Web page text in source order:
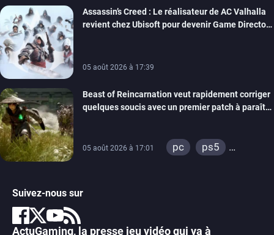
Assassin’s Creed : Le réalisateur de AC Valhalla
revient chez Ubisoft pour devenir Game Director
05 août 2026 à 17:39
Beast of Reincarnation veut rapidement corriger
quelques soucis avec un premier patch à paraître
05 août 2026 à 17:01 pc
ps5
Suivez-nous sur
ActuGaming, la presse jeu vidéo qui va à